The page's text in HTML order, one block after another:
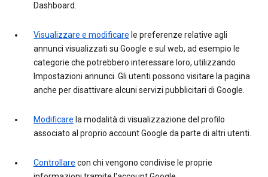
Dashboard.
Visualizzare e modificare le preferenze relative agli
annunci visualizzati su Google e sul web, ad esempio le
categorie che potrebbero interessare loro, utilizzando
Impostazioni annunci. Gli utenti possono visitare la pagina
anche per disattivare alcuni servizi pubblicitari di Google.
Modificare la modalità di visualizzazione del profilo
associato al proprio account Google da parte di altri utenti.
Controllare con chi vengono condivise le proprie